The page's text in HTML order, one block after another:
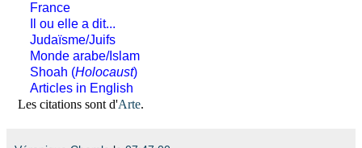
France
Il ou elle a dit...
Judaïsme/Juifs
Monde arabe/Islam
Shoah (Holocaust)
Articles in English
Les citations sont d'Arte.